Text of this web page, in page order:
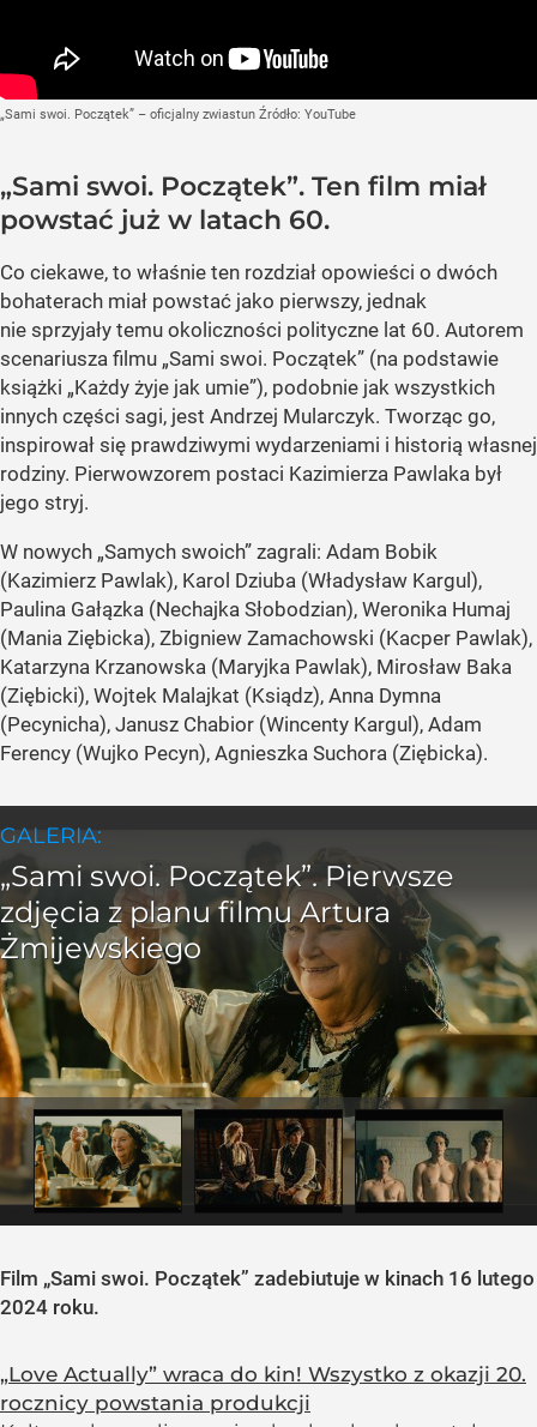
„Sami swoi. Początek” – oficjalny zwiastun Źródło: YouTube
„Sami swoi. Początek”. Ten film miał
powstać już w latach 60.
Co ciekawe, to właśnie ten rozdział opowieści o dwóch
bohaterach miał powstać jako pierwszy, jednak
nie sprzyjały temu okoliczności polityczne lat 60. Autorem
scenariusza filmu „Sami swoi. Początek” (na podstawie
książki „Każdy żyje jak umie”), podobnie jak wszystkich
innych części sagi, jest Andrzej Mularczyk. Tworząc go,
inspirował się prawdziwymi wydarzeniami i historią własnej
rodziny. Pierwowzorem postaci Kazimierza Pawlaka był
jego stryj.
W nowych „Samych swoich” zagrali: Adam Bobik
(Kazimierz Pawlak), Karol Dziuba (Władysław Kargul),
Paulina Gałązka (Nechajka Słobodzian), Weronika Humaj
(Mania Ziębicka), Zbigniew Zamachowski (Kacper Pawlak),
Katarzyna Krzanowska (Maryjka Pawlak), Mirosław Baka
(Ziębicki), Wojtek Malajkat (Ksiądz), Anna Dymna
(Pecynicha), Janusz Chabior (Wincenty Kargul), Adam
Ferency (Wujko Pecyn), Agnieszka Suchora (Ziębicka).
Film „Sami swoi. Początek” zadebiutuje w kinach 16 lutego
2024 roku.
„Love Actually” wraca do kin! Wszystko z okazji 20.
rocznicy powstania produkcji